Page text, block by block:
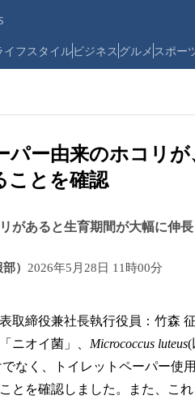
イフスタイルビジネス グルメ スポー
パー由来のホコリ
ことを確認
があると生育期間が大幅に伸長
） 2026年5月28日 11時00分
取締役兼社長執行役員：竹森
ニオイ菌」、 Micrococcus luteus(
なく、トイレットペーパー使
とを確認しました。また、こ